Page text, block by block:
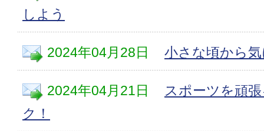
しよう
2024年04月28日 小さな頃から
2024年04月21日
スポーツを頑
ク！